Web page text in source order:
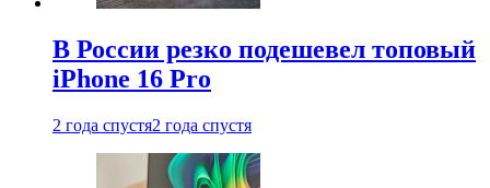
В России резко подешевел топовый
iPhone 16 Pro
2 года спустя2 года спустя